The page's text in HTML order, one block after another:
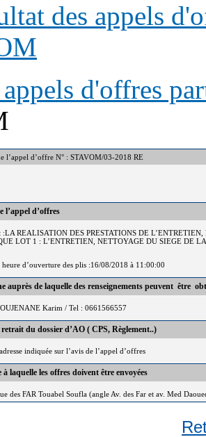
des appels
d'offres
l’appel d’offre N° : STAVOM/03-2018 RE
l’appel d’offres
:LA REALISATION DES PRESTATIONS DE
LOT 1 : L’ENTRETIEN, NETTOYAGE DU SIEGE DE
heure d’ouverture des plis :16/08/2018 à 11:00:00
auprès de laquelle des renseignements peuvent être
Karim / Tel : 0661566557
du dossier d’AO ( CPS, Règlement..)
indiquée sur l’avis de l’appel d’offres
à laquelle les offres doivent être envoyées
des FAR Touabel Soufla (angle Av. des Far et av. Med